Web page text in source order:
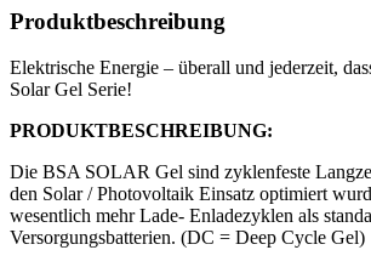
Produktbeschreibung
Elektrische Energie – überall und jederzeit,
Solar Gel Serie!
PRODUKTBESCHREIBUNG:
Die BSA SOLAR Gel sind zyklenfeste
den Solar / Photovoltaik Einsatz optimiert
wesentlich mehr Lade- Enladezyklen als
Versorgungsbatterien. (DC = Deep Cycle Gel)